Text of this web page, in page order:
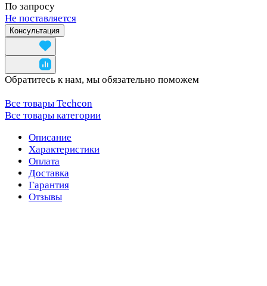
По запросу
Не поставляется
Консультация
Обратитесь к нам, мы обязательно поможем
Все товары Techcon
Все товары категории
Описание
Характеристики
Оплата
Доставка
Гарантия
Отзывы